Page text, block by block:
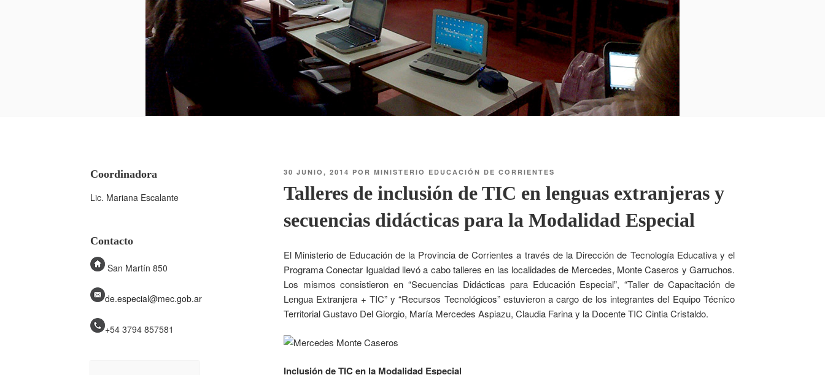
30 JUNIO, 2014 POR MINISTERIO EDUCACIÓN DE CORRIENTES
Talleres de inclusión de TIC en lenguas extranjeras y
secuencias didácticas para la Modalidad Especial
El Ministerio de Educación de la Provincia de Corrientes a través de la Dirección de Tecnología Educativa y el
Programa Conectar Igualdad llevó a cabo talleres en las localidades de Mercedes, Monte Caseros y Garruchos.
Los mismos consistieron en “Secuencias Didácticas para Educación Especial”, “Taller de Capacitación de
Lengua Extranjera + TIC” y “Recursos Tecnológicos” estuvieron a cargo de los integrantes del Equipo Técnico
Territorial Gustavo Del Giorgio, María Mercedes Aspiazu, Claudia Farina y la Docente TIC Cintia Cristaldo.
Inclusión de TIC en la Modalidad Especial
Coordinadora
Lic. Mariana Escalante
Contacto
San Martín 850
de.especial@mec.gob.ar
+54 3794 857581